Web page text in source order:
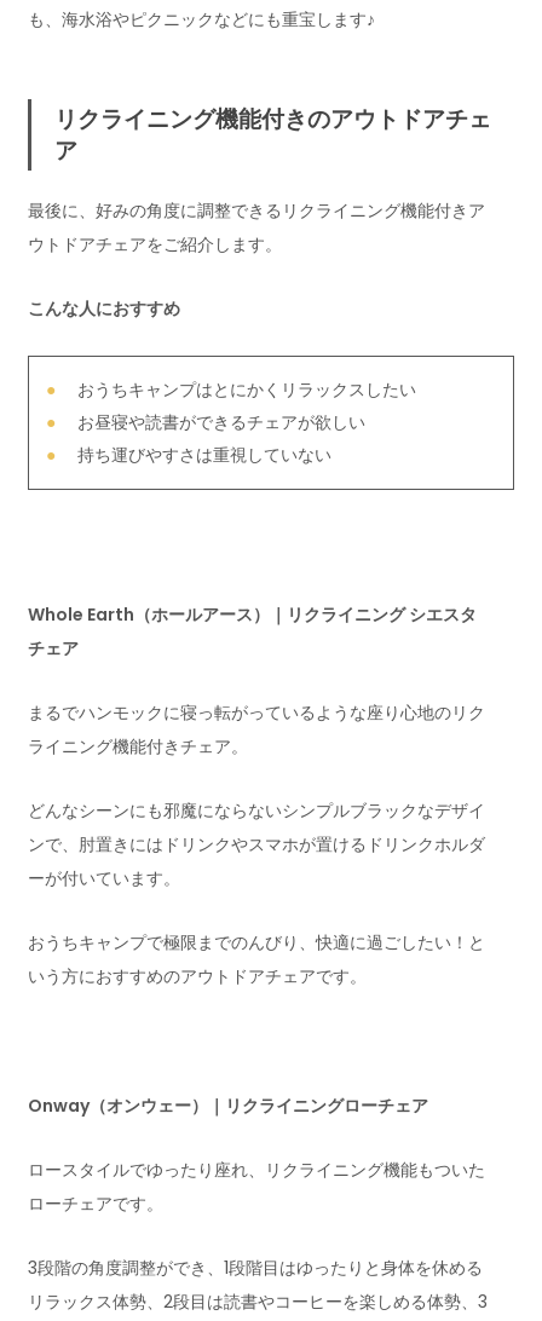
も、海水浴やピクニックなどにも重宝します♪
リクライニング機能付きのアウトドアチェ
ア
最後に、好みの角度に調整できるリクライニング機能付きア
ウトドアチェアをご紹介します。
こんな人におすすめ
おうちキャンプはとにかくリラックスしたい
お昼寝や読書ができるチェアが欲しい
持ち運びやすさは重視していない
Whole Earth（ホールアース）｜リクライニング シエスタ
チェア
まるでハンモックに寝っ転がっているような座り心地のリク
ライニング機能付きチェア。
どんなシーンにも邪魔にならないシンプルブラックなデザイ
ンで、肘置きにはドリンクやスマホが置けるドリンクホルダ
ーが付いています。
おうちキャンプで極限までのんびり、快適に過ごしたい！と
いう方におすすめのアウトドアチェアです。
Onway（オンウェー）｜リクライニングローチェア
ロースタイルでゆったり座れ、リクライニング機能もついた
ローチェアです。
3段階の角度調整ができ、1段階目はゆったりと身体を休める
リラックス体勢、2段目は読書やコーヒーを楽しめる体勢、3